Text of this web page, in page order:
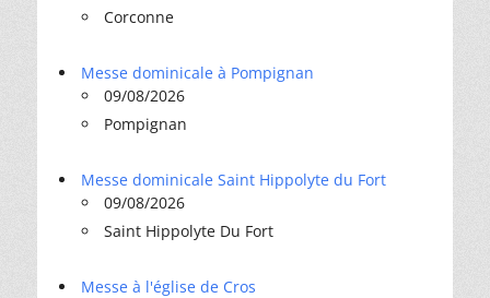
Corconne
Messe dominicale à Pompignan
09/08/2026
Pompignan
Messe dominicale Saint Hippolyte du Fort
09/08/2026
Saint Hippolyte Du Fort
Messe à l'église de Cros